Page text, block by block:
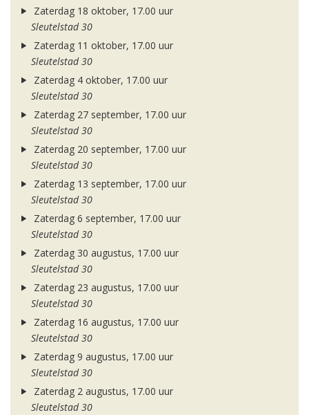
Zaterdag 18 oktober, 17.00 uur
Sleutelstad 30
Zaterdag 11 oktober, 17.00 uur
Sleutelstad 30
Zaterdag 4 oktober, 17.00 uur
Sleutelstad 30
Zaterdag 27 september, 17.00 uur
Sleutelstad 30
Zaterdag 20 september, 17.00 uur
Sleutelstad 30
Zaterdag 13 september, 17.00 uur
Sleutelstad 30
Zaterdag 6 september, 17.00 uur
Sleutelstad 30
Zaterdag 30 augustus, 17.00 uur
Sleutelstad 30
Zaterdag 23 augustus, 17.00 uur
Sleutelstad 30
Zaterdag 16 augustus, 17.00 uur
Sleutelstad 30
Zaterdag 9 augustus, 17.00 uur
Sleutelstad 30
Zaterdag 2 augustus, 17.00 uur
Sleutelstad 30